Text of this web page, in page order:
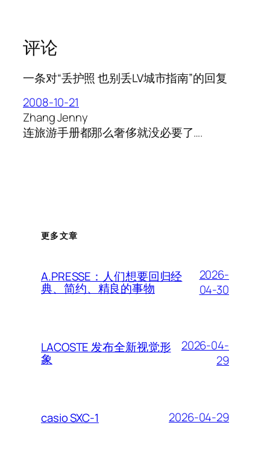
评论
一条对“丢护照 也别丢LV城市指南”的回复
2008-10-21
Zhang Jenny
连旅游手册都那么奢侈就没必要了….
更多文章
A.PRESSE：人们想要回归经
典、简约、精良的事物
2026-
04-30
LACOSTE 发布全新视觉形
象
2026-04-
29
casio SXC-1 2026-04-29